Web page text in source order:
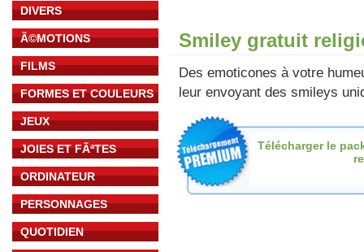
DIVERS
Ã©MOTIONS
FILMS
FORMES ET COULEURS
JEUX
JOIES ET FÃªTES
ORDINATEUR
PERSONNAGES
QUOTIDIEN
Smiley gratuit
Des emoticones à votre
leur envoyant des smileys
Télécharger le